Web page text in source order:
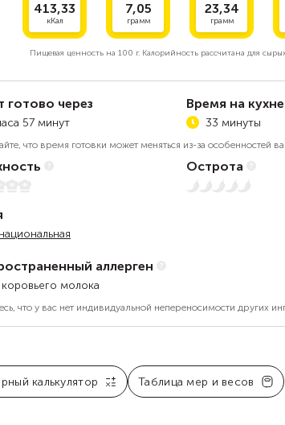
413,33
кКал
7,05
грамм
23,34
грамм
Пищевая ценность на 100 г.Калорийность рассчитана для
готово через
57 минут
Время на кухне
33 минуты
что время готовки может меняться из-за особенностей
Острота
Нет остроты
аллерген
молока
что у вас нет индивидуальной непереносимости других
калькулятор Таблица мер и весов